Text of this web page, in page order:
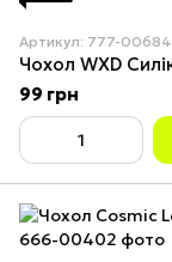
Артикул: 777-00684
99 грн